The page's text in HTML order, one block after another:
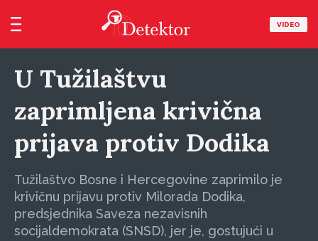
VIDEO
U Tužilaštvu
zaprimljena krivična
prijava protiv Dodika
Tužilaštvo Bosne i Hercegovine zaprimilo je
krivičnu prijavu protiv Milorada Dodika,
predsjednika Saveza nezavisnih
socijaldemokrata (SNSD), jer je, gostujući u